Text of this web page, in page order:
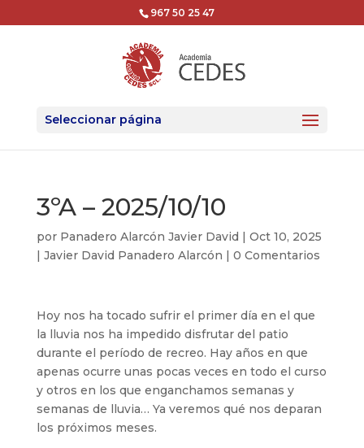
967 50 25 47
Seleccionar página
3ºA – 2025/10/10
por Panadero Alarcón Javier David | Oct 10, 2025
| Javier David Panadero Alarcón | 0 Comentarios
Hoy nos ha tocado sufrir el primer día en el que
la lluvia nos ha impedido disfrutar del patio
durante el período de recreo. Hay años en que
apenas ocurre unas pocas veces en todo el curso
y otros en los que enganchamos semanas y
semanas de lluvia… Ya veremos qué nos deparan
los próximos meses.